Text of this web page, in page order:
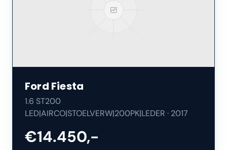
Ford Fiesta
1.6 ST200
LED|AIRCO|STOELVERW|200PK|LEDER · 2017
€14.450,-